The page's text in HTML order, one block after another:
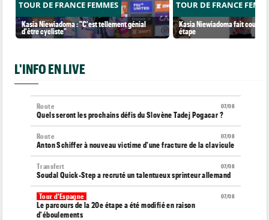
TOUR DE FRANCE FEMMES
Kasia Niewiadoma : "C'est tellement génial
d'être cycliste"
TOUR DE FRANCE
Kasia Niewiadoma fait coup
étape
L'INFO EN LIVE
07/08
Route
Quels seront les prochains défis du Slovène Tadej Pogacar ?
07/08
Route
Anton Schiffer à nouveau victime d'une fracture de la clavicule
07/08
Transfert
Soudal Quick-Step a recruté un talentueux sprinteur allemand
07/08
Tour d'Espagne
Le parcours de la 20e étape a été modifié en raison
d'éboulements